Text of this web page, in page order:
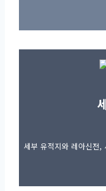
세부 유적지와 레아신전,